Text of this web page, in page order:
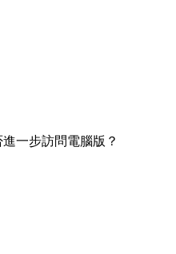
一步訪問電腦版？